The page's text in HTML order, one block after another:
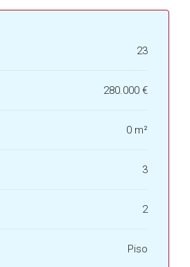
23
280.000 €
0 m²
3
2
Piso